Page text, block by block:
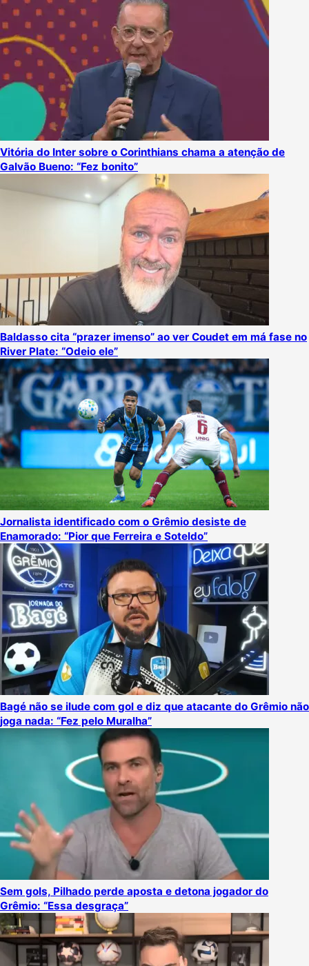
Vitória do Inter sobre o Corinthians chama a atenção de
Galvão Bueno: “Fez bonito”
Baldasso cita “prazer imenso” ao ver Coudet em má fase no
River Plate: “Odeio ele”
Jornalista identificado com o Grêmio desiste de
Enamorado: “Pior que Ferreira e Soteldo”
Bagé não se ilude com gol e diz que atacante do Grêmio não
joga nada: “Fez pelo Muralha”
Sem gols, Pilhado perde aposta e detona jogador do
Grêmio: “Essa desgraça”